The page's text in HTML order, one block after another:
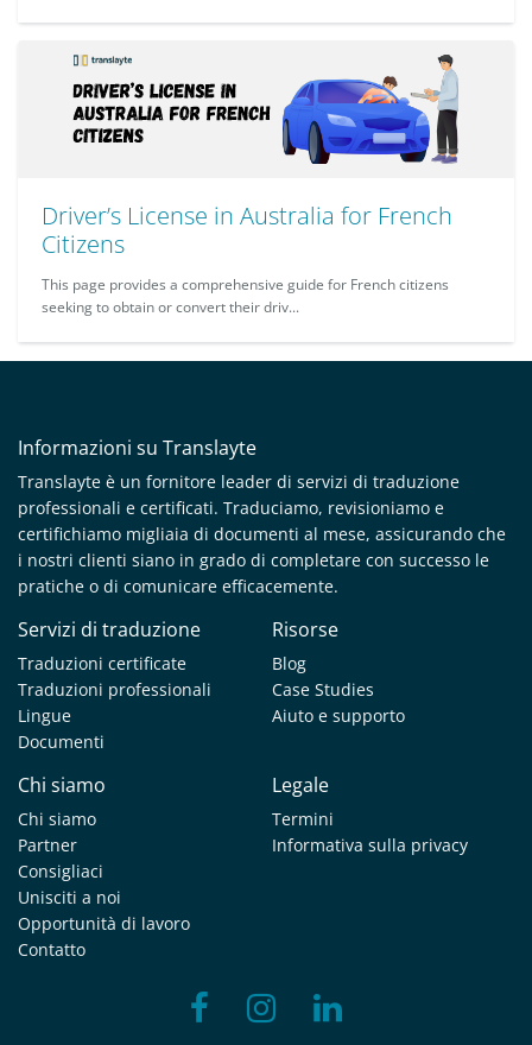
Driver’s License in Australia for French
Citizens
This page provides a comprehensive guide for French citizens
seeking to obtain or convert their driv...
Informazioni su Translayte
Translayte è un fornitore leader di servizi di traduzione
professionali e certificati. Traduciamo, revisioniamo e
certifichiamo migliaia di documenti al mese, assicurando che
i nostri clienti siano in grado di completare con successo le
pratiche o di comunicare efficacemente.
Servizi di traduzione
Traduzioni certificate
Traduzioni professionali
Lingue
Documenti
Risorse
Blog
Case Studies
Aiuto e supporto
Chi siamo
Chi siamo
Partner
Consigliaci
Unisciti a noi
Opportunità di lavoro
Contatto
Legale
Termini
Informativa sulla privacy